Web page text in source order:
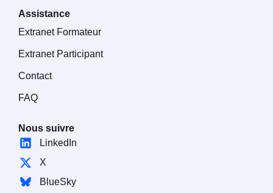
Assistance
Extranet Formateur
Extranet Participant
Contact
FAQ
Nous suivre
LinkedIn
X
BlueSky